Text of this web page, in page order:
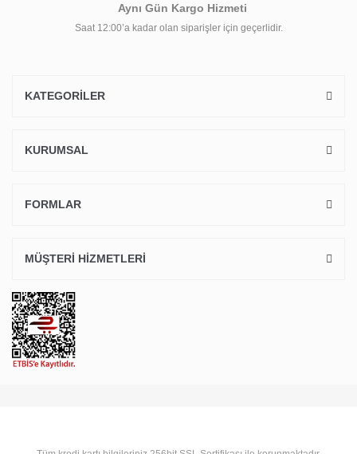
Aynı Gün Kargo Hizmeti
Saat 12:00’a kadar olan siparişler için geçerlidir.
KATEGORİLER
KURUMSAL
FORMLAR
MÜŞTERİ HİZMETLERİ